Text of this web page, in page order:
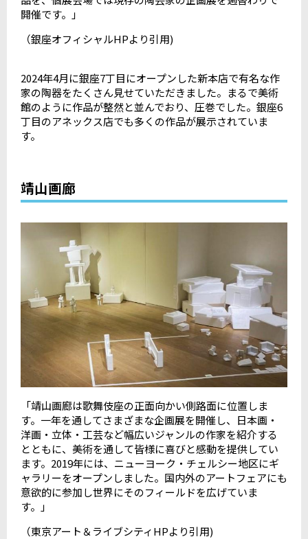
開催です。」
（銀座オフィシャルHPより引用)
2024年4月に銀座7丁目にオープンした新本店で有名な作
家の陶器をたくさん見せていただきました。まるで美術
館のように作品が整然と並んでおり、圧巻でした。銀座6
丁目のアネックス店でも多くの作品が展示されていま
す。
靖山画廊
「靖山画廊は歌舞伎座の正面向かい側路面に位置しま
す。一年を通してさまざまな企画展を開催し、日本画・
洋画・立体・工芸など幅広いジャンルの作家を紹介する
とともに、美術を通して皆様に喜びと感動を提供してい
ます。2019年には、ニューヨーク・チェルシー地区にギ
ャラリーをオープンしました。国内外のアートフェアにも
意欲的に参加し世界にそのフィールドを広げていま
す。」
（東京アート＆ライブシティHPより引用)